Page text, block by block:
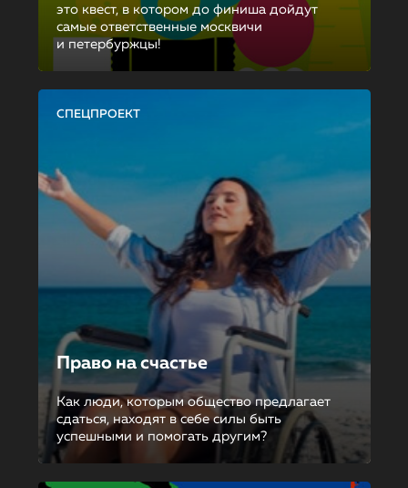
это квест, в котором до финиша дойдут
самые ответственные москвичи
и петербуржцы!
СПЕЦПРОЕКТ
Право на счастье
Как люди, которым общество предлагает
сдаться, находят в себе силы быть
успешными и помогать другим?